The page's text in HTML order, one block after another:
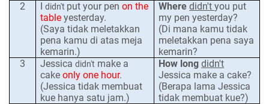
2
Ididn't put your penon the
tableyesterday.
(Saya tidak meletakkan
pena kamu di atas meja
kemarin.)
Where didn'tyou put
my pen yesterday?
(Di mana kamu tidak
meletakkan pena saya
kemarin?
3
Jessicadidn't make a
cakeonly one hour.
(Jessica tidak membuat
kue hanya satu jam.)
How long didn't
Jessica make a cake?
(Berapa lama Jessica
tidak membuat kue?)